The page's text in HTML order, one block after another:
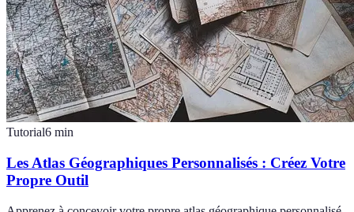
Tutorial6 min
Les Atlas Géographiques Personnalisés : Créez Votre
Propre Outil